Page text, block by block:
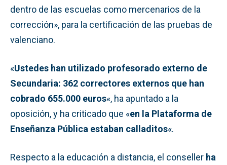
dentro de las escuelas como mercenarios de la
corrección», para la certificación de las pruebas de
valenciano.
«Ustedes han utilizado profesorado externo de
Secundaria: 362 correctores externos que han
cobrado 655.000 euros«, ha apuntado a la
oposición, y ha criticado que «en la Plataforma de
Enseñanza Pública estaban calladitos«.
Respecto a la educación a distancia, el conseller ha